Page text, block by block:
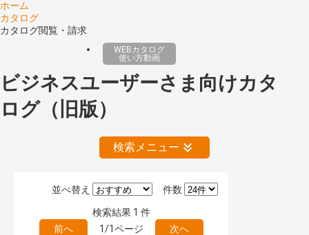
ホーム
カタログ
カタログ閲覧・請求
WEBカタログ
使い方動画
ビジネスユーザーさま向けカタ
ログ（旧版）
検索メニュー
絞り込みの解除
件数
並べ替え
検索結果 1 件
前へ
1/1ページ 次へ